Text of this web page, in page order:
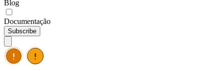
Blog
Documentação
Subscribe